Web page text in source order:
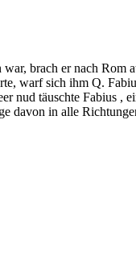
brach er nach
warf sich ihm Q.
nud täuschte Fabius ,
davon in alle